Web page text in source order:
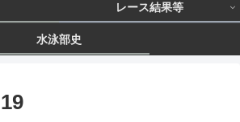
レース結果等
水泳部史